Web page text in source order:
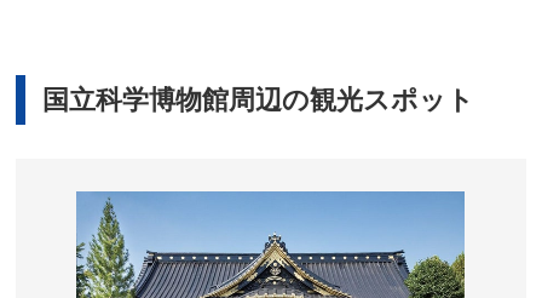
国立科学博物館周辺の観光スポット